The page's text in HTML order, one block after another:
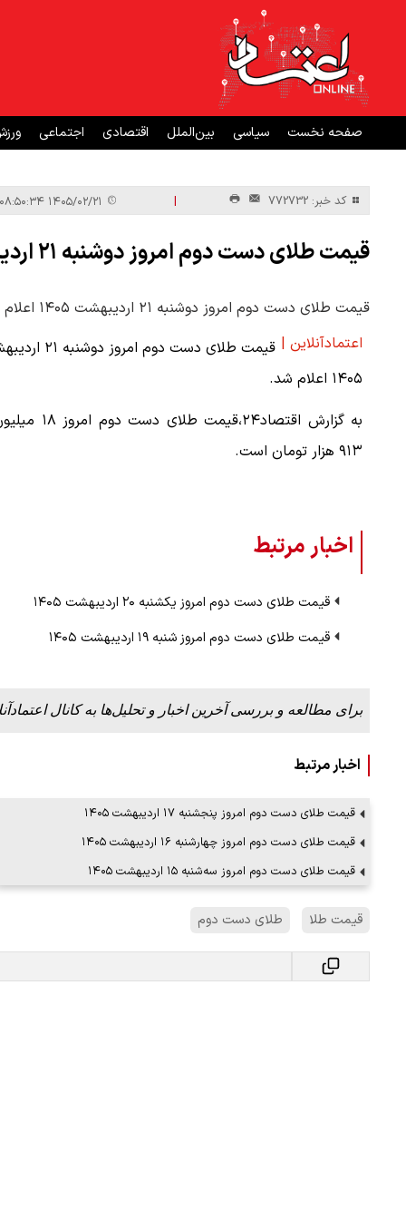
صفحه نخست سیاسی بین‌الملل اقتصادی اجتماعی
کد خبر: 772732 |
قیمت طلای دست دوم امروز دوشنبه ۲۱ اردیبهشت ۱۴۰۵
قیمت طلای دست دوم امروز دوشنبه ۲۱ اردیبهشت ۱۴۰۵ اعلام شد.
اعتمادآنلاین |
قیمت طلای دست دوم امروز
۱۴۰۵ اعلام شد.
به گزارش اقتصاد۲۴،قیمت طلای
۹۱۳ هزار تومان است.
اخبار مرتبط
قیمت طلای دست دوم امروز یکشنبه ۲۰ اردیبهشت ۱۴۰۵
قیمت طلای دست دوم امروز شنبه ۱۹ اردیبهشت ۱۴۰۵
برای مطالعه و بررسی آخرین اخبار و تحلیل‌ها به کانال
اخبار مرتبط
قیمت طلای دست دوم امروز پنجشنبه ۱۷ اردیبهشت ۱۴۰۵
قیمت طلای دست دوم امروز چهارشنبه ۱۶ اردیبهشت ۱۴۰۵
قیمت طلای دست دوم امروز سه‌شنبه ۱۵ اردیبهشت ۱۴۰۵
قیمت طلا طلای دست دوم